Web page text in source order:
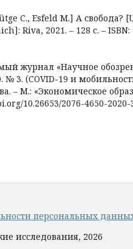
C., Esfeld M.] А свобода?
Riva, 2021. – 128 c. – ISBN:
журнал «Научное
№ 3. (COVID-19 и
– М.: «Экономическое
10.26653/2076-4650-2020-
персональных
исследования, 2026